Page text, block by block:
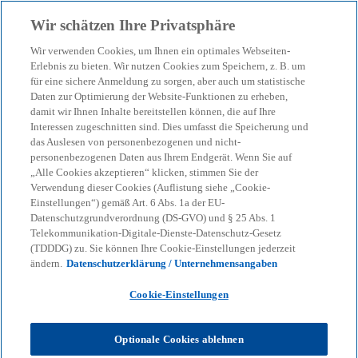
menu search
Britta Jelinek
Wir schätzen Ihre Privatsphäre
Wir verwenden Cookies, um Ihnen ein optimales Webseiten-
Erlebnis zu bieten. Wir nutzen Cookies zum Speichern, z. B. um
für eine sichere Anmeldung zu sorgen, aber auch um statistische
Daten zur Optimierung der Website-Funktionen zu erheben,
damit wir Ihnen Inhalte bereitstellen können, die auf Ihre
Interessen zugeschnitten sind. Dies umfasst die Speicherung und
das Auslesen von personenbezogenen und nicht-
personenbezogenen Daten aus Ihrem Endgerät. Wenn Sie auf
„Alle Cookies akzeptieren“ klicken, stimmen Sie der
Verwendung dieser Cookies (Auflistung siehe „Cookie-
Einstellungen“) gemäß Art. 6 Abs. 1a der EU-
Datenschutzgrundverordnung (DS-GVO) und § 25 Abs. 1
Telekommunikation-Digitale-Dienste-Datenschutz-Gesetz
(TDDDG) zu. Sie können Ihre Cookie-Einstellungen jederzeit
ändern. Datenschutzerklärung / Unternehmensangaben
Cookie-Einstellungen
Optionale Cookies ablehnen